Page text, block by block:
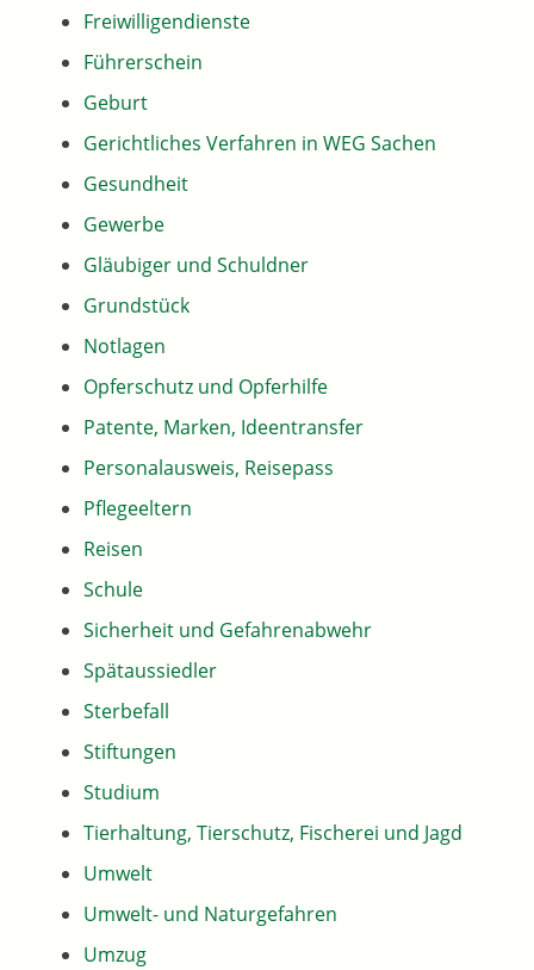
Freiwilligendienste
Führerschein
Geburt
Gerichtliches Verfahren in WEG Sachen
Gesundheit
Gewerbe
Gläubiger und Schuldner
Grundstück
Notlagen
Opferschutz und Opferhilfe
Patente, Marken, Ideentransfer
Personalausweis, Reisepass
Pflegeeltern
Reisen
Schule
Sicherheit und Gefahrenabwehr
Spätaussiedler
Sterbefall
Stiftungen
Studium
Tierhaltung, Tierschutz, Fischerei und Jagd
Umwelt
Umwelt- und Naturgefahren
Umzug